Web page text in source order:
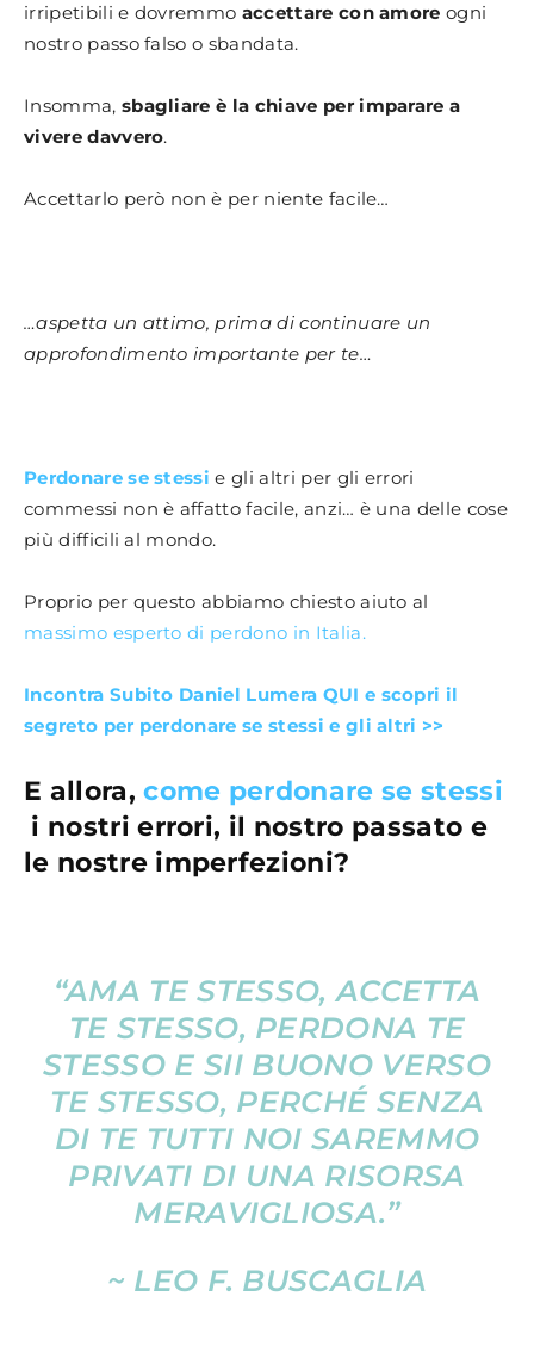
irripetibili e dovremmo accettare con amore ogni
nostro passo falso o sbandata.
Insomma, sbagliare è la chiave per imparare a
vivere davvero.
Accettarlo però non è per niente facile…
…aspetta un attimo, prima di continuare un
approfondimento importante per te…
Perdonare se stessi e gli altri per gli errori
commessi non è affatto facile, anzi… è una delle cose
più difficili al mondo.
Proprio per questo abbiamo chiesto aiuto al
massimo esperto di perdono in Italia.
Incontra Subito Daniel Lumera QUI e scopri il
segreto per perdonare se stessi e gli altri >>
E allora,come perdonare se stessi
i nostri errori, il nostro passato e
le nostre imperfezioni?
“AMA TE STESSO, ACCETTA
TE STESSO, PERDONA TE
STESSO E SII BUONO VERSO
TE STESSO, PERCHÉ SENZA
DI TE TUTTI NOI SAREMMO
PRIVATI DI UNA RISORSA
MERAVIGLIOSA.”
~ LEO F. BUSCAGLIA